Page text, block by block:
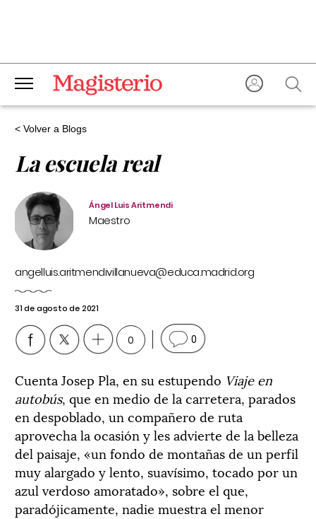
< Volver a Blogs
La escuela real
Ángel Luis Aritmendi
Maestro
angelluis.aritmendivillanueva@educa.madrid.org
31 de agosto de 2021
0 0
Cuenta Josep Pla, en su estupendo Viaje en
autobús, que en medio de la carretera, parados
en despoblado, un compañero de ruta
aprovecha la ocasión y les advierte de la belleza
del paisaje, «un fondo de montañas de un perfil
muy alargado y lento, suavísimo, tocado por un
azul verdoso amoratado», sobre el que,
paradójicamente, nadie muestra el menor